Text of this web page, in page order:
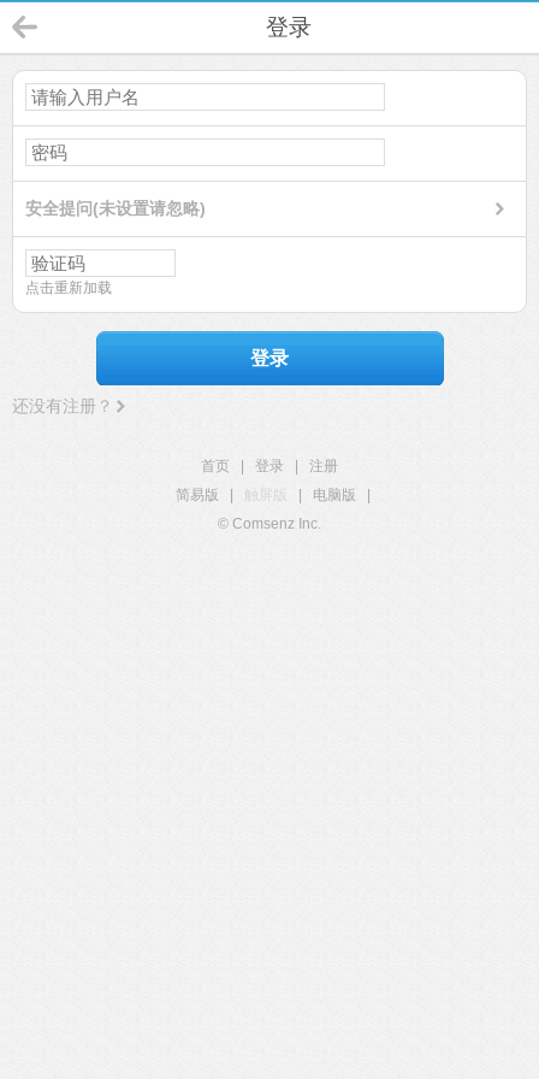
登录
安全提问(未设置请忽略)
点击重新加载
登录
还没有注册？
首页 登录
注册
简易版
触屏版 电脑版
© Comsenz Inc.